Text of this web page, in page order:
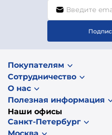
Покупателям
Сотрудничество
О нас
Полезная информация
Наши офисы
Санкт-Петербург